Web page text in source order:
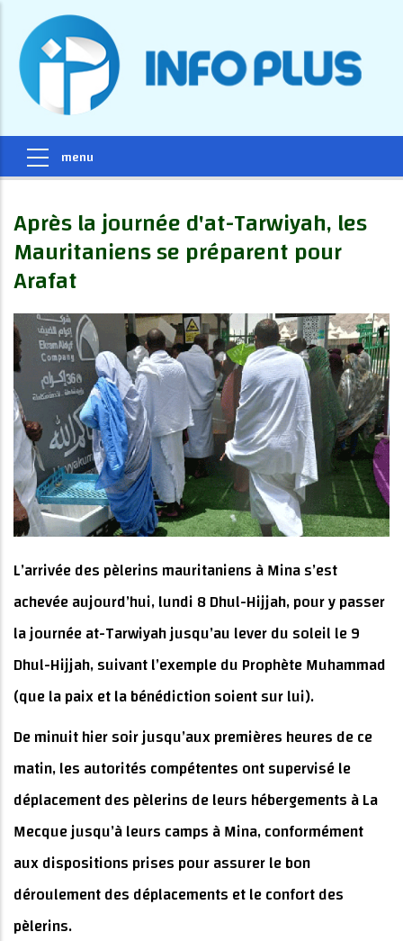
Après la journée d'at-Tarwiyah, les
Mauritaniens se préparent pour
Arafat
L’arrivée des pèlerins mauritaniens à Mina s’est
achevée aujourd’hui, lundi 8 Dhul-Hijjah, pour y passer
la journée at-Tarwiyah jusqu’au lever du soleil le 9
Dhul-Hijjah, suivant l’exemple du Prophète Muhammad
(que la paix et la bénédiction soient sur lui).
De minuit hier soir jusqu’aux premières heures de ce
matin, les autorités compétentes ont supervisé le
déplacement des pèlerins de leurs hébergements à La
Mecque jusqu’à leurs camps à Mina, conformément
aux dispositions prises pour assurer le bon
déroulement des déplacements et le confort des
pèlerins.